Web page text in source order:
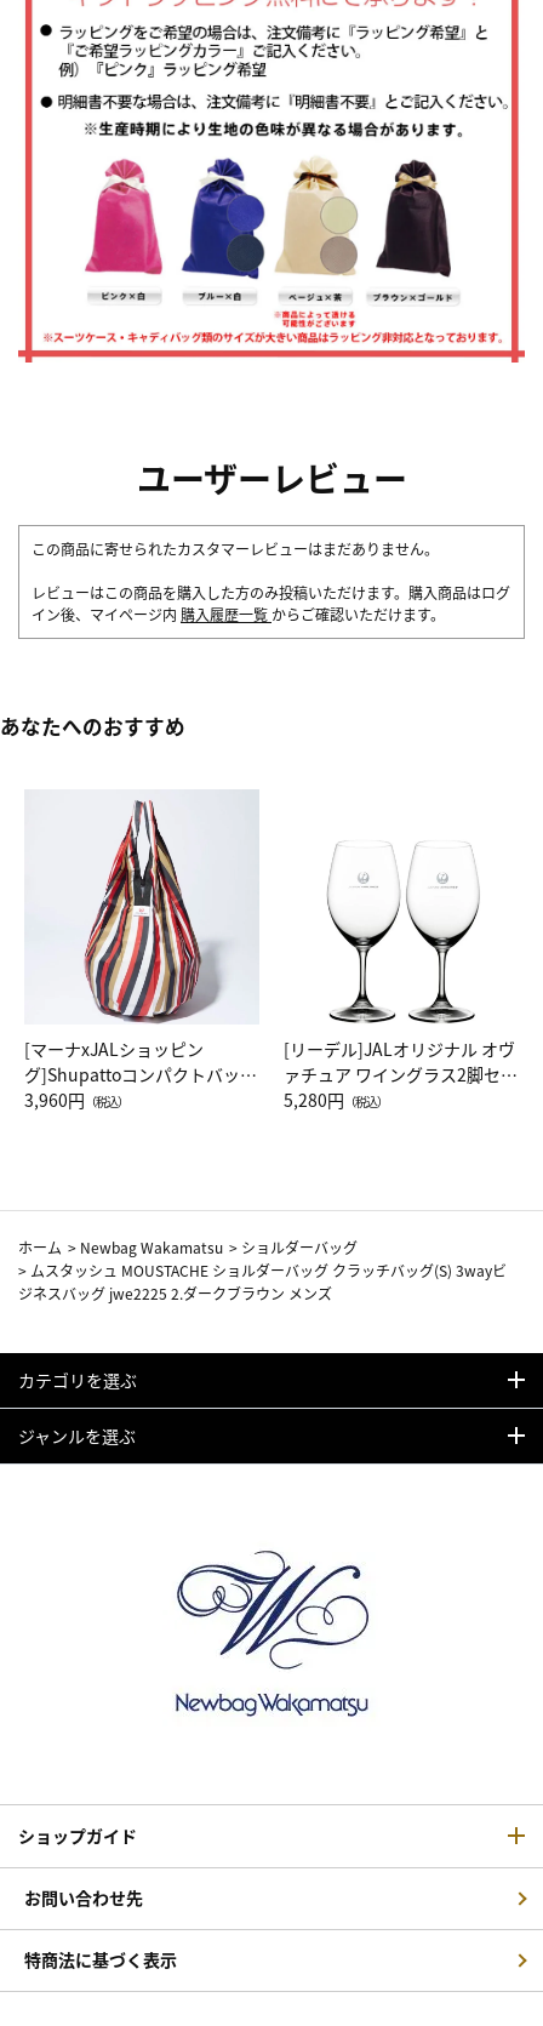
ユーザーレビュー
この商品に寄せられたカスタマーレビューはまだありません。
レビューはこの商品を購入した方のみ投稿いただけます。購入商品はログ
イン後、マイページ内 購入履歴一覧 からご確認いただけます。
あなたへのおすすめ
[マーナxJALショッピン
グ]Shupattoコンパクトバッグ
Drop JAL客室乗務員（LC）ス
3,960円 （税込）
[リーデル]JALオリジナル オヴ
ァチュア ワイングラス2脚セッ
ト（レッドワイン）
5,280円 （税込）
ホーム > Newbag Wakamatsu > ショルダーバッグ
> ムスタッシュ MOUSTACHE ショルダーバッグ クラッチバッグ(S) 3wayビ
ジネスバッグ jwe2225 2.ダークブラウン メンズ
カテゴリを選ぶ
ジャンルを選ぶ
ショップガイド
お問い合わせ先
特商法に基づく表示